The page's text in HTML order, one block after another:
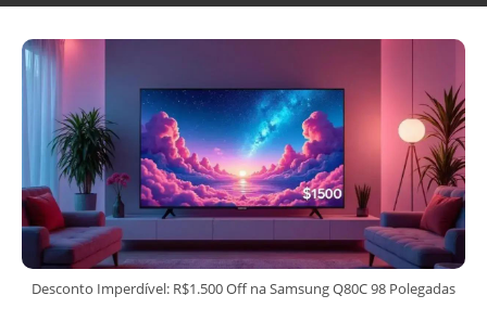
Desconto Imperdível: R$1.500 Off na Samsung Q80C 98 Polegadas